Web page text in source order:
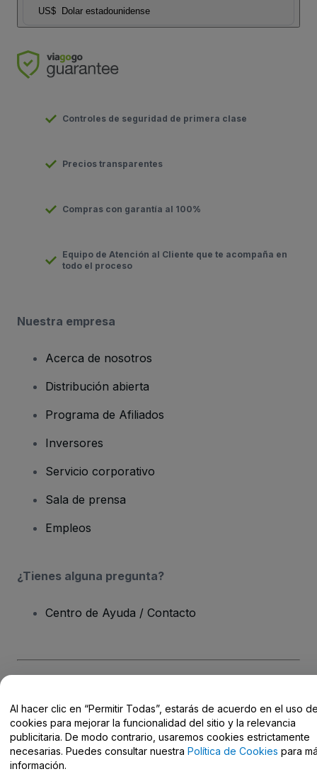
US$ Dolar estadounidense
Controles de seguridad de primera clase
Precios transparentes
Compras con garantía al 100%
Equipo de Atención al Cliente que te acompaña en
todo el proceso
Nuestra empresa
Acerca de nosotros
Distribución abierta
Programa de Afiliados
Inversores
Servicio corporativo
Sala de prensa
Empleos
¿Tienes alguna pregunta?
Centro de Ayuda / Contacto
la Empresa
El uso de este sitio web constituye la aceptación de los
Términos y
Condiciones, de laPolítica de Privacidad , de laPolítica de Cookies
y de laPolítica de Privacidad para Móviles
No compartir mi información personal ni tus opciones de
Al hacer clic en “Permitir Todas”, estarás de acuerdo en el uso
cookies para mejorar la funcionalidad del sitio y la relevancia
publicitaria. De modo contrario, usaremos cookies estrictamente
necesarias. Puedes consultar nuestra Política de Cookies para
información.